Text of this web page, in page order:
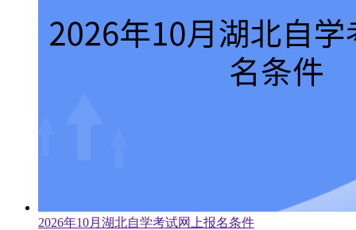
2026年10月湖北自学考试网上报名条件